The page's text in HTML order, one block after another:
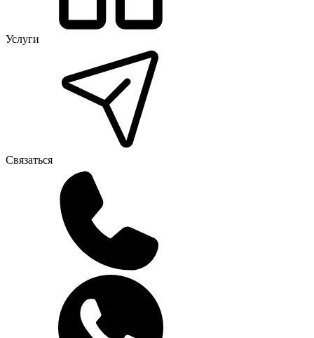
Услуги
Связаться